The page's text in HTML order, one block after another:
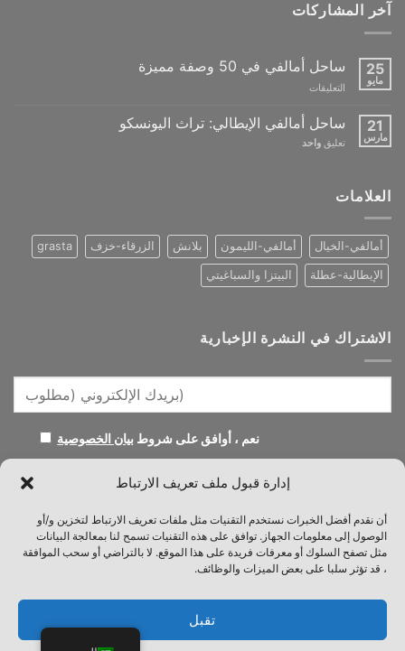
إدارة قبول ملف تعريف الارتباط
أن نقدم أفضل الخبرات نستخدم التقنيات مثل ملفات تعريف الارتباط لتخزين و/أو
الوصول إلى معلومات الجهاز. توافق على هذه التقنيات تسمح لنا بمعالجة البيانات
مثل تصفح السلوك أو معرفات فريدة على هذا الموقع. لا بالتراضي أو سحب الموافقة
، قد تؤثر سلبا على بعض الميزات والوظائف.
تقبل
آخر المشاركات
25
مايو
ساحل أمالفي في 50 وصفة مميزة
التعليقات
Amalfi
Coast
in
21
مارس
ساحل أمالفي الإيطالي: تراث اليونسكو
تعليق واحد
العلامات
أمالفي-الخيال أمالفي-الليمون بلانش الزرقاء-خزف grasta
الإيطالية-عطلة البيتزا والسباغيتي
الاشتراك في النشرة الإخبارية
نعم ، أوافق على شروط بيان الخصوصية
الاتصال والأسئلة الشائعة
بيان الخصوصية بصمة الشركة تنصل